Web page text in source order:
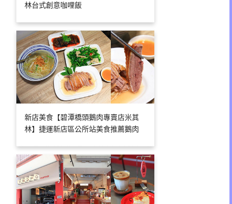
林台式創意咖哩飯
新店美食【碧潭橋頭鵝肉專賣店米其
林】捷運新店區公所站美食推薦鵝肉